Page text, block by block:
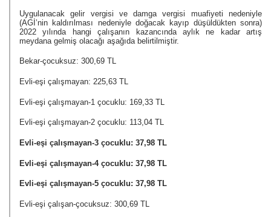
Uygulanacak gelir vergisi ve damga vergisi muafiyeti nedeniyle
(AGİ’nin kaldırılması nedeniyle doğacak kayıp düşüldükten sonra)
2022 yılında hangi çalışanın kazancında aylık ne kadar artış
meydana gelmiş olacağı aşağıda belirtilmiştir.
Bekar-çocuksuz: 300,69 TL
Evli-eşi çalışmayan: 225,63 TL
Evli-eşi çalışmayan-1 çocuklu: 169,33 TL
Evli-eşi çalışmayan-2 çocuklu: 113,04 TL
Evli-eşi çalışmayan-3 çocuklu: 37,98 TL
Evli-eşi çalışmayan-4 çocuklu: 37,98 TL
Evli-eşi çalışmayan-5 çocuklu: 37,98 TL
Evli-eşi çalışan-çocuksuz: 300,69 TL